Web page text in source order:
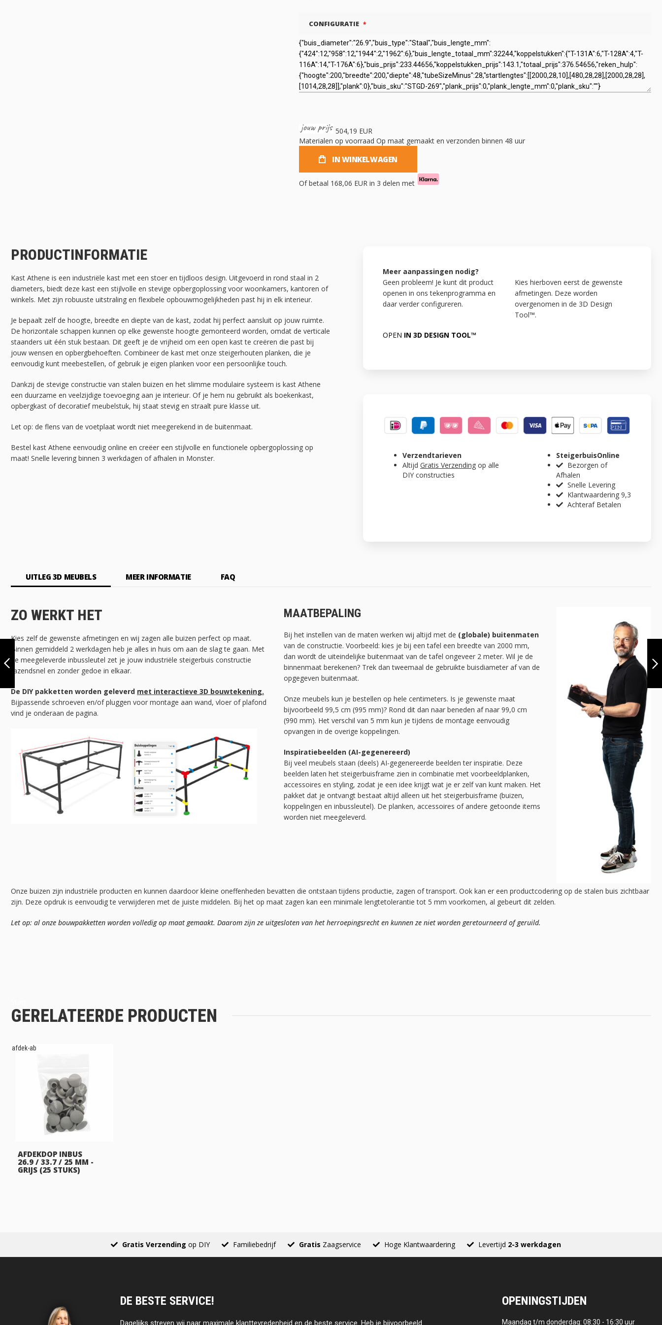
KAPSTOK
MANCHESTER |
ZWART 26.9 MM |
WAND | DIY
VOLGENDE
KAST ATHENE |
ZWART 26.9 MM |
STAAND | DIY
CONFIGURATIE
504,19 EUR
Materialen op voorraad Op maat gemaakt en verzonden binnen 48 uur
IN WINKELWAGEN
Of betaal 168,06 EUR in 3 delen met
PRODUCTINFORMATIE
Kast Athene is een industriële kast met een stoer en tijdloos design. Uitgevoerd in rond staal in 2
diameters, biedt deze kast een stijlvolle en stevige opbergoplossing voor woonkamers, kantoren of
winkels. Met zijn robuuste uitstraling en flexibele opbouwmogelijkheden past hij in elk interieur.
Je bepaalt zelf de hoogte, breedte en diepte van de kast, zodat hij perfect aansluit op jouw ruimte.
De horizontale schappen kunnen op elke gewenste hoogte gemonteerd worden, omdat de verticale
staanders uit één stuk bestaan. Dit geeft je de vrijheid om een open kast te creëren die past bij
jouw wensen en opbergbehoeften. Combineer de kast met onze steigerhouten planken, die je
eenvoudig kunt meebestellen, of gebruik je eigen planken voor een persoonlijke touch.
Dankzij de stevige constructie van stalen buizen en het slimme modulaire systeem is kast Athene
een duurzame en veelzijdige toevoeging aan je interieur. Of je hem nu gebruikt als boekenkast,
opbergkast of decoratief meubelstuk, hij staat stevig en straalt pure klasse uit.
Let op: de flens van de voetplaat wordt niet meegerekend in de buitenmaat.
Bestel kast Athene eenvoudig online en creëer een stijlvolle en functionele opbergoplossing op
maat! Snelle levering binnen 3 werkdagen of afhalen in Monster.
Meer aanpassingen nodig?
Geen probleem! Je kunt dit product
openen in ons tekenprogramma en
daar verder configureren.
Kies hierboven eerst de gewenste
afmetingen. Deze worden
overgenomen in de 3D Design
Tool™.
OPEN IN 3D DESIGN TOOL™
Verzendtarieven
Altijd Gratis Verzending op alle
DIY constructies
SteigerbuisOnline
Bezorgen of
Afhalen
Snelle Levering
Klantwaardering 9,3
Achteraf Betalen
UITLEG 3D MEUBELS
ZO WERKT HET
Kies zelf de gewenste afmetingen en wij zagen alle buizen perfect op maat.
Binnen gemiddeld 2 werkdagen heb je alles in huis om aan de slag te gaan. Met
de meegeleverde inbussleutel zet je jouw industriële steigerbuis constructie
razendsnel en zonder gedoe in elkaar.
De DIY pakketten worden geleverd met interactieve 3D bouwtekening.
Bijpassende schroeven en/of pluggen voor montage aan wand, vloer of plafond
vind je onderaan de pagina.
MAATBEPALING
Bij het instellen van de maten werken wij altijd met de (globale) buitenmaten
van de constructie. Voorbeeld: kies je bij een tafel een breedte van 2000 mm,
dan wordt de uiteindelijke buitenmaat van de tafel ongeveer 2 meter. Wil je de
binnenmaat berekenen? Trek dan tweemaal de gebruikte buisdiameter af van de
opgegeven buitenmaat.
Onze meubels kun je bestellen op hele centimeters. Is je gewenste maat
bijvoorbeeld 99,5 cm (995 mm)? Rond dit dan naar beneden af naar 99,0 cm
(990 mm). Het verschil van 5 mm kun je tijdens de montage eenvoudig
opvangen in de overige koppelingen.
Inspiratiebeelden (AI-gegenereerd)
Bij veel meubels staan (deels) AI-gegenereerde beelden ter inspiratie. Deze
beelden laten het steigerbuisframe zien in combinatie met voorbeeldplanken,
accessoires en styling, zodat je een idee krijgt wat je er zelf van kunt maken. Het
pakket dat je ontvangt bestaat altijd alleen uit het steigerbuisframe (buizen,
koppelingen en inbussleutel). De planken, accessoires of andere getoonde items
worden niet meegeleverd.
Onze buizen zijn industriële producten en kunnen daardoor kleine oneffenheden bevatten die ontstaan tijdens productie, zagen of transport. Ook kan er een productcodering op de stalen buis zichtbaar
zijn. Deze opdruk is eenvoudig te verwijderen met de juiste middelen. Bij het op maat zagen kan een minimale lengtetolerantie tot 5 mm voorkomen, al gebeurt dit zelden.
Let op: al onze bouwpakketten worden volledig op maat gemaakt. Daarom zijn ze uitgesloten van het herroepingsrecht en kunnen ze niet worden geretourneerd of geruild.
MEER INFORMATIE FAQ
GERELATEERDE PRODUCTEN
afdek-ab
AFDEKDOP INBUS
26.9 / 33.7 / 25 MM -
GRIJS (25 STUKS)
Gratis Verzending op DIY Familiebedrijf Gratis Zaagservice Hoge Klantwaardering Levertijd 2-3 werkdagen
DE BESTE SERVICE!
Dagelijks streven wij naar maximale klanttevredenheid en de beste service. Heb je bijvoorbeeld
OPENINGSTIJDEN
Maandag t/m donderdag: 08:30 - 16:30 uur